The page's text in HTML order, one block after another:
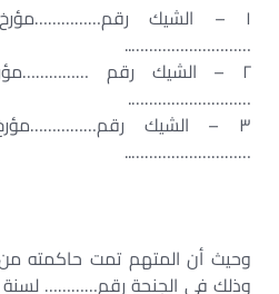
………………………..
……………………….
………………………..